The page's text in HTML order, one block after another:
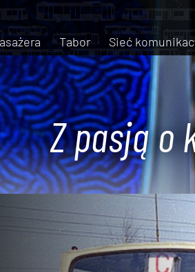
Tabor Sieć
Z pasją o